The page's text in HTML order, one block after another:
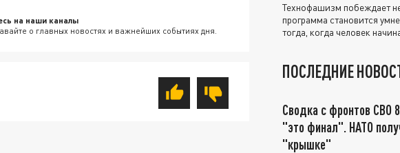
на наши каналы
о главных новостях и важнейших событиях дня.
Технофашизм побеждает
программа становится
тогда, когда человек
ПОСЛЕДНИЕ
Сводка с фронтов СВО
"это финал". НАТО
"крышке"